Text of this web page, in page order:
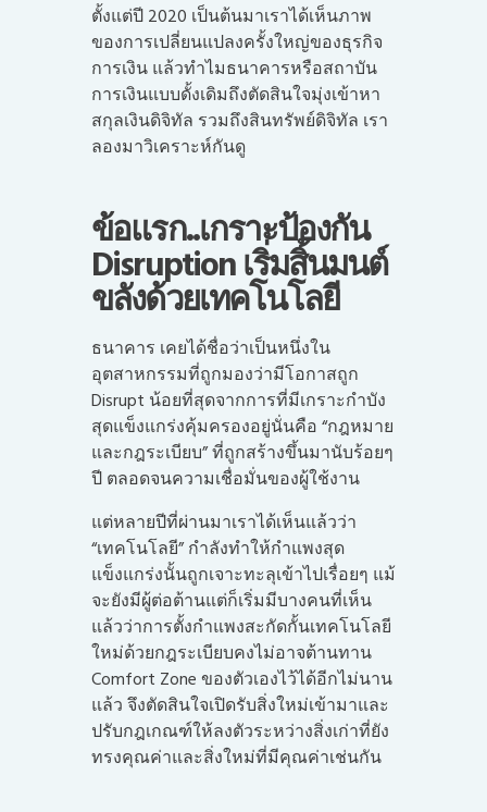
ตั้งแต่ปี 2020 เป็นต้นมาเราได้เห็นภาพ
ของการเปลี่ยนแปลงครั้งใหญ่ของธุรกิจ
การเงิน แล้วทำไมธนาคารหรือสถาบัน
การเงินแบบดั้งเดิมถึงตัดสินใจมุ่งเข้าหา
สกุลเงินดิจิทัล รวมถึงสินทรัพย์ดิจิทัล เรา
ลองมาวิเคราะห์กันดู
ข้อแรก..เกราะป้องกัน
Disruption เริ่มสิ้นมนต์
ขลังด้วยเทคโนโลยี
ธนาคาร เคยได้ชื่อว่าเป็นหนึ่งใน
อุตสาหกรรมที่ถูกมองว่ามีโอกาสถูก
Disrupt น้อยที่สุดจากการที่มีเกราะกำบัง
สุดแข็งแกร่งคุ้มครองอยู่นั่นคือ “กฎหมาย
และกฎระเบียบ” ที่ถูกสร้างขึ้นมานับร้อยๆ
ปี ตลอดจนความเชื่อมั่นของผู้ใช้งาน
แต่หลายปีที่ผ่านมาเราได้เห็นแล้วว่า
“เทคโนโลยี” กำลังทำให้กำแพงสุด
แข็งแกร่งนั้นถูกเจาะทะลุเข้าไปเรื่อยๆ แม้
จะยังมีผู้ต่อต้านแต่ก็เริ่มมีบางคนที่เห็น
แล้วว่าการตั้งกำแพงสะกัดกั้นเทคโนโลยี
ใหม่ด้วยกฎระเบียบคงไม่อาจต้านทาน
Comfort Zone ของตัวเองไว้ได้อีกไม่นาน
แล้ว จึงตัดสินใจเปิดรับสิ่งใหม่เข้ามาและ
ปรับกฎเกณฑ์ให้ลงตัวระหว่างสิ่งเก่าที่ยัง
ทรงคุณค่าและสิ่งใหม่ที่มีคุณค่าเช่นกัน